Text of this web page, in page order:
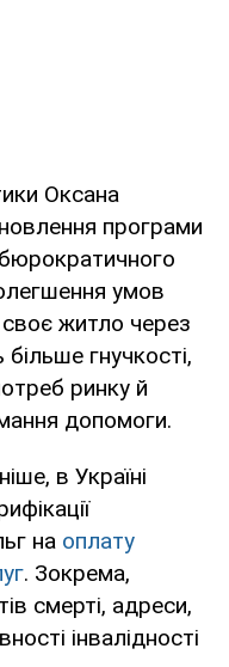
Оксана
програми
умов
житло через
гнучкості,
ринку й
допомоги.
в Україні
на оплату
. Зокрема,
смерті, адреси,
інвалідності